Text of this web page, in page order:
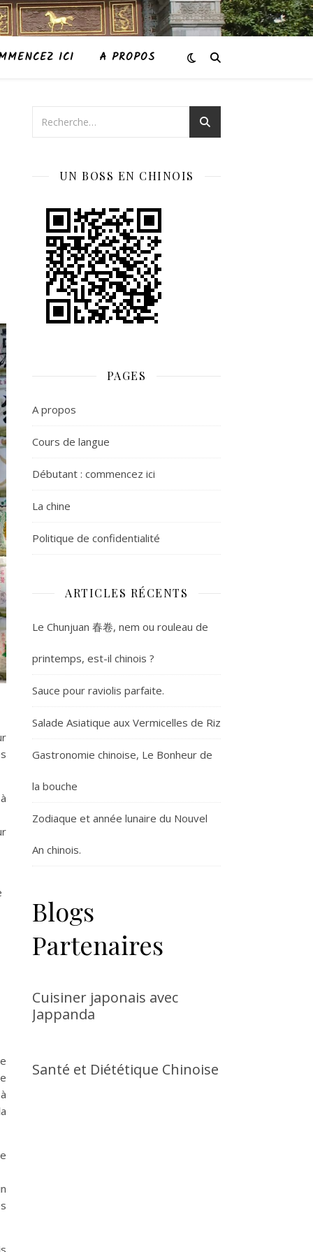
ICI A PROPOS
UN BOSS EN CHINOIS
PAGES
A propos
Cours de langue
Débutant : commencez ici
La chine
Politique de confidentialité
ARTICLES RÉCENTS
Le Chunjuan 春卷, nem ou rouleau de
printemps, est-il chinois ?
Sauce pour raviolis parfaite.
Salade Asiatique aux Vermicelles de Riz
Gastronomie chinoise, Le Bonheur de
la bouche
Zodiaque et année lunaire du Nouvel
An chinois.
Blogs
Partenaires
Cuisiner japonais avec
Jappanda
Santé et Diététique Chinoise